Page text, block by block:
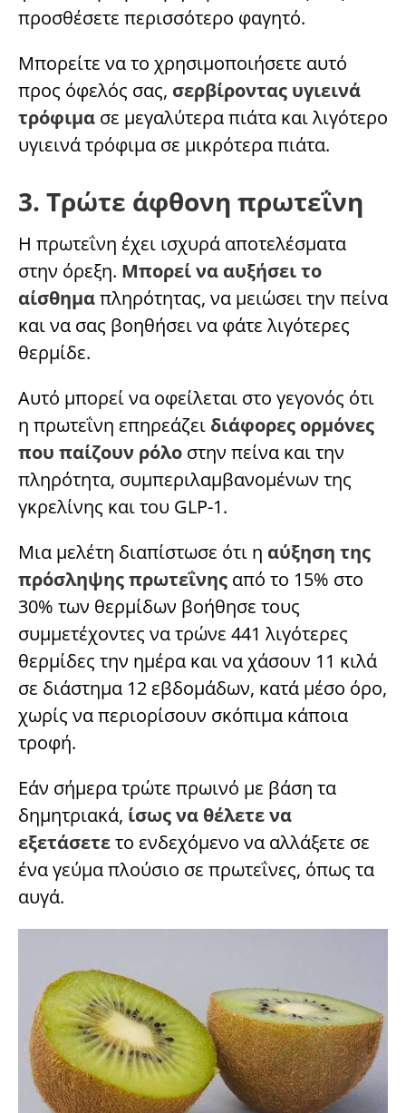
προσθέσετε περισσότερο φαγητό.
Μπορείτε να το χρησιμοποιήσετε αυτό
προς όφελός σας, σερβίροντας υγιεινά
τρόφιμα σε μεγαλύτερα πιάτα και λιγότερο
υγιεινά τρόφιμα σε μικρότερα πιάτα.
3. Τρώτε άφθονη πρωτεΐνη
Η πρωτεΐνη έχει ισχυρά αποτελέσματα
στην όρεξη. Μπορεί να αυξήσει το
αίσθημαπληρότητας, να μειώσει την πείνα
και να σας βοηθήσει να φάτε λιγότερες
θερμίδε.
Αυτό μπορεί να οφείλεται στο γεγονός ότι
η πρωτεΐνη επηρεάζει διάφορες ορμόνες
που παίζουν ρόλο στην πείνα και την
πληρότητα, συμπεριλαμβανομένων της
γκρελίνης και του GLP-1.
Μια μελέτη διαπίστωσε ότι η αύξηση της
πρόσληψης πρωτεΐνης από το 15% στο
30% των θερμίδων βοήθησε τους
συμμετέχοντες να τρώνε 441 λιγότερες
θερμίδες την ημέρα και να χάσουν 11 κιλά
σε διάστημα 12 εβδομάδων, κατά μέσο όρο,
χωρίς να περιορίσουν σκόπιμα κάποια
τροφή.
Εάν σήμερα τρώτε πρωινό με βάση τα
δημητριακά, ίσως να θέλετε να
εξετάσετετο ενδεχόμενο να αλλάξετε σε
ένα γεύμα πλούσιο σε πρωτεΐνες, όπως τα
αυγά.